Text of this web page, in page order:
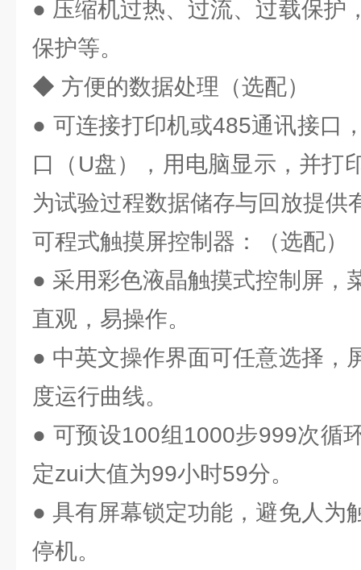
● 压缩机过热、过流、过载保护
保护等。
◆ 方便的数据处理（选配）
● 可连接打印机或485通讯接口
口（U盘），用电脑显示，并打
为试验过程数据储存与回放提供
可程式触摸屏控制器：（选配）
● 采用彩色液晶触摸式控制屏，
直观，易操作。
● 中英文操作界面可任意选择，
度运行曲线。
● 可预设100组1000步999次循
定zui大值为99小时59分。
● 具有屏幕锁定功能，避免人为
停机。